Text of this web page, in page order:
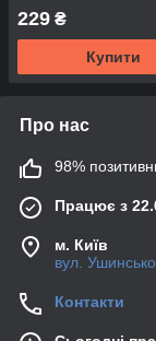
229 ₴
Купити
Про нас
98%
Працює з
м. Київ
вул.
Контакти